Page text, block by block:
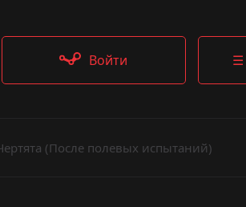
☰
Войти
(После полевых испытаний)